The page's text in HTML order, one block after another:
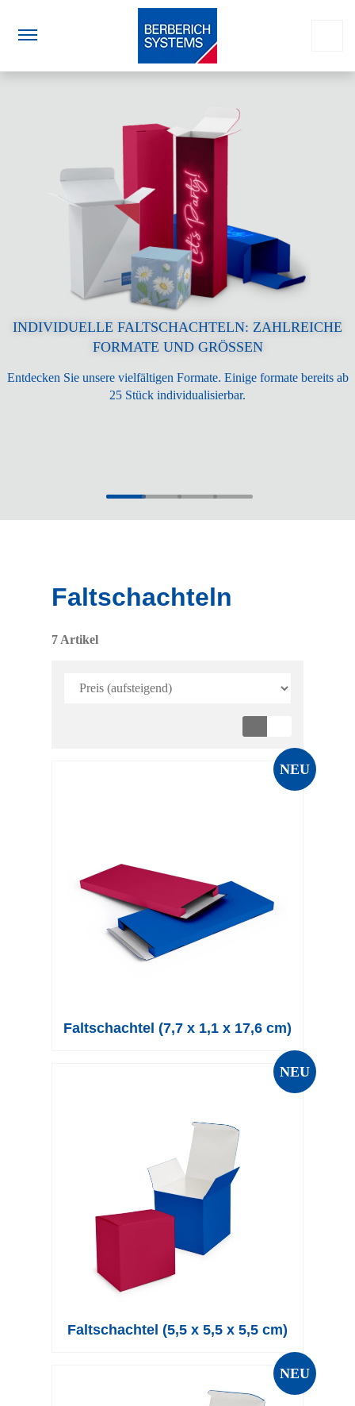
INDIVIDUELLE FALTSCHACHTELN: ZAHLREICHE
FORMATE UND GRÖSSEN
Entdecken Sie unsere vielfältigen Formate. Einige formate bereits ab
25 Stück individualisierbar.
Faltschachteln
7 Artikel
NEU
Faltschachtel (7,7 x 1,1 x 17,6 cm)
NEU
Faltschachtel (5,5 x 5,5 x 5,5 cm)
NEU